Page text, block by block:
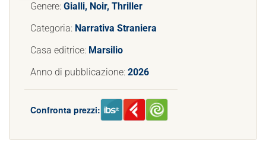
Genere: Gialli, Noir, Thriller
Categoria: Narrativa Straniera
Casa editrice: Marsilio
Anno di pubblicazione: 2026
Confronta prezzi: